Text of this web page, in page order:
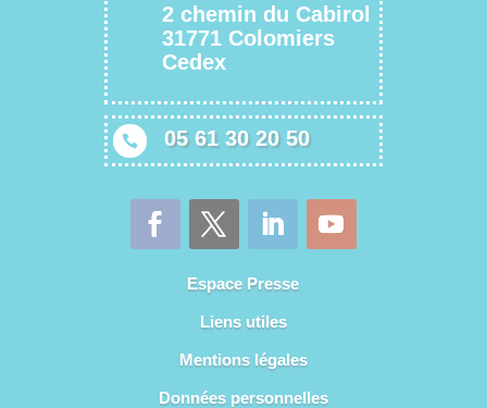
2 chemin du Cabirol
31771 Colomiers
Cedex
 05 61 30 20 50
Espace Presse
Liens utiles
Mentions légales
Données personnelles